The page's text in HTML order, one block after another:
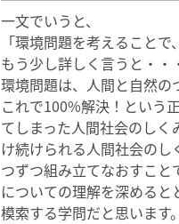
一文でいうと、
「環境問題を考えること
もう少し詳しく言うと・・
環境問題は、人間と自然の
これで100%解決！という
てしまった人間社会のし
け続けられる人間社会の
つずつ組み立てなおすこ
についての理解を深める
模索する学問だと思います。